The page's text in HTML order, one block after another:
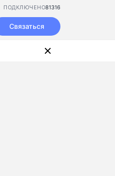
81316
ПОДКЛЮЧЕНО
Связаться